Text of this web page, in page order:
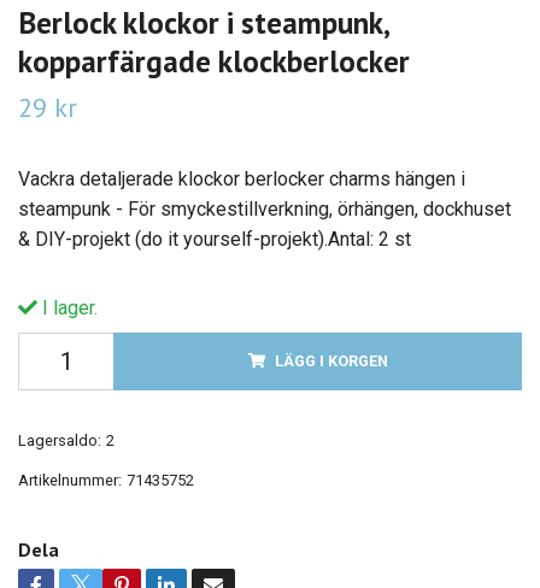
Berlock klockor i steampunk,
kopparfärgade klockberlocker
29 kr
Vackra detaljerade klockor berlocker charms hängen i
steampunk - För smyckestillverkning, örhängen, dockhuset
& DIY-projekt (do it yourself-projekt).Antal: 2 st
I lager.
LÄGG I KORGEN
Lagersaldo: 2
Artikelnummer: 71435752
Dela